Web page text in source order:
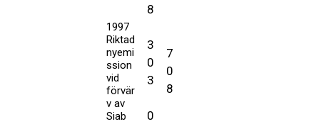
1997
Riktad
nyemi
ssion
vid
förvär
v av
Siab
8
3
0
3
0
7
0
8